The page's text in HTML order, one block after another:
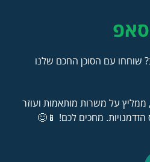
שוחחו עם הסוכן החכם שלנו
על משרות מותאמות ועוזר
מחכים לכם! 📱😊